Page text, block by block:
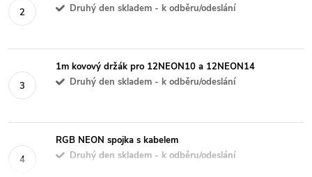
Druhý den skladem - k odběru/odeslání
1m kovový držák pro 12NEON10 a 12NEON14
Druhý den skladem - k odběru/odeslání
RGB NEON spojka s kabelem
Druhý den skladem - k odběru/odeslání